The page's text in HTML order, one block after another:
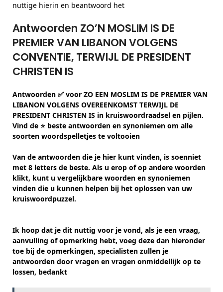
nuttige hierin en beantwoord het
Antwoorden ZO’N MOSLIM IS DE
PREMIER VAN LIBANON VOLGENS
CONVENTIE, TERWIJL DE PRESIDENT
CHRISTEN IS
Antwoorden ✅ voor ZO EEN MOSLIM IS DE PREMIER VAN
LIBANON VOLGENS OVEREENKOMST TERWIJL DE
PRESIDENT CHRISTEN IS in kruiswoordraadsel en pijlen.
Vind de ⭐ beste antwoorden en synoniemen om alle
soorten woordspelletjes te voltooien
Van de antwoorden die je hier kunt vinden, is soenniet
met 8 letters de beste. Als u erop of op andere woorden
klikt, kunt u vergelijkbare woorden en synoniemen
vinden die u kunnen helpen bij het oplossen van uw
kruiswoordpuzzel.
Ik hoop dat je dit nuttig voor je vond, als je een vraag,
aanvulling of opmerking hebt, voeg deze dan hieronder
toe bij de opmerkingen, specialisten zullen je
antwoorden door vragen en vragen onmiddellijk op te
lossen, bedankt